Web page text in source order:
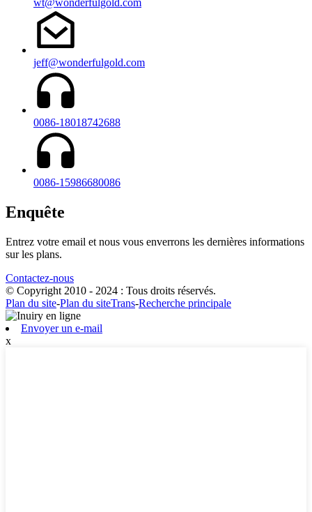
jeff@wonderfulgold.com
0086-18018742688
0086-15986680086
Enquête
Entrez votre email et nous vous enverrons les dernières informations
sur les plans.
Contactez-nous
© Copyright 2010 - 2024 : Tous droits réservés.
Plan du site-Plan du siteTrans-Recherche principale
Envoyer un e-mail
x